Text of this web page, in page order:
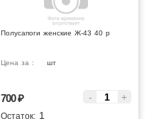
Полусапоги женские Ж-43 40 р
Цена за : шт
700₽ - +
Остаток: 1